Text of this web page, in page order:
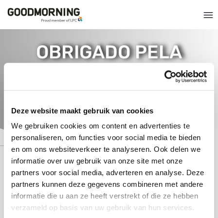
Deze website maakt gebruik van cookies
We gebruiken cookies om content en advertenties te
personaliseren, om functies voor social media te bieden
en om ons websiteverkeer te analyseren. Ook delen we
informatie over uw gebruik van onze site met onze
partners voor social media, adverteren en analyse. Deze
partners kunnen deze gegevens combineren met andere
informatie die u aan ze heeft verstrekt of die ze hebben
verzameld op basis van uw gebruik van hun services.
OBRIGADO PELA
SUA MENSAGEM
ACEDER RAPIDAMENTE A
SOBRE GOODMORNING